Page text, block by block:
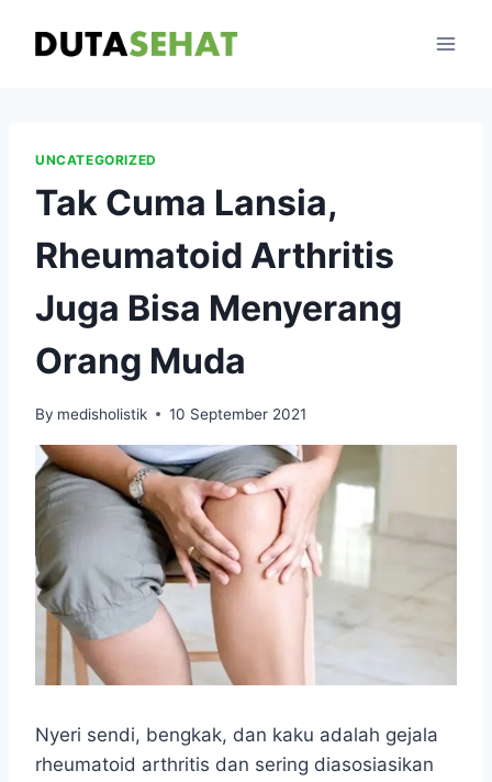
UNCATEGORIZED
Tak Cuma Lansia,
Rheumatoid Arthritis
Juga Bisa Menyerang
Orang Muda
By medisholistik 10 September 2021
Nyeri sendi, bengkak, dan kaku adalah gejala
rheumatoid arthritis dan sering diasosiasikan